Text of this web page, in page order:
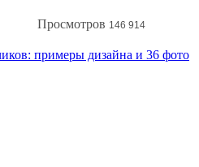
Просмотров 146 914